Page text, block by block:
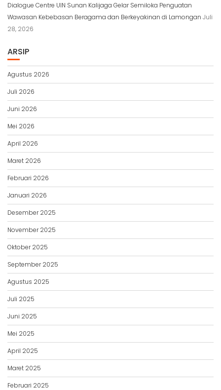
Dialogue Centre UIN Sunan Kalijaga Gelar Semiloka Penguatan
Wawasan Kebebasan Beragama dan Berkeyakinan di Lamongan Juli
28, 2026
ARSIP
Agustus 2026
Juli 2026
Juni 2026
Mei 2026
April 2026
Maret 2026
Februari 2026
Januari 2026
Desember 2025
November 2025
Oktober 2025
September 2025
Agustus 2025
Juli 2025
Juni 2025
Mei 2025
April 2025
Maret 2025
Februari 2025